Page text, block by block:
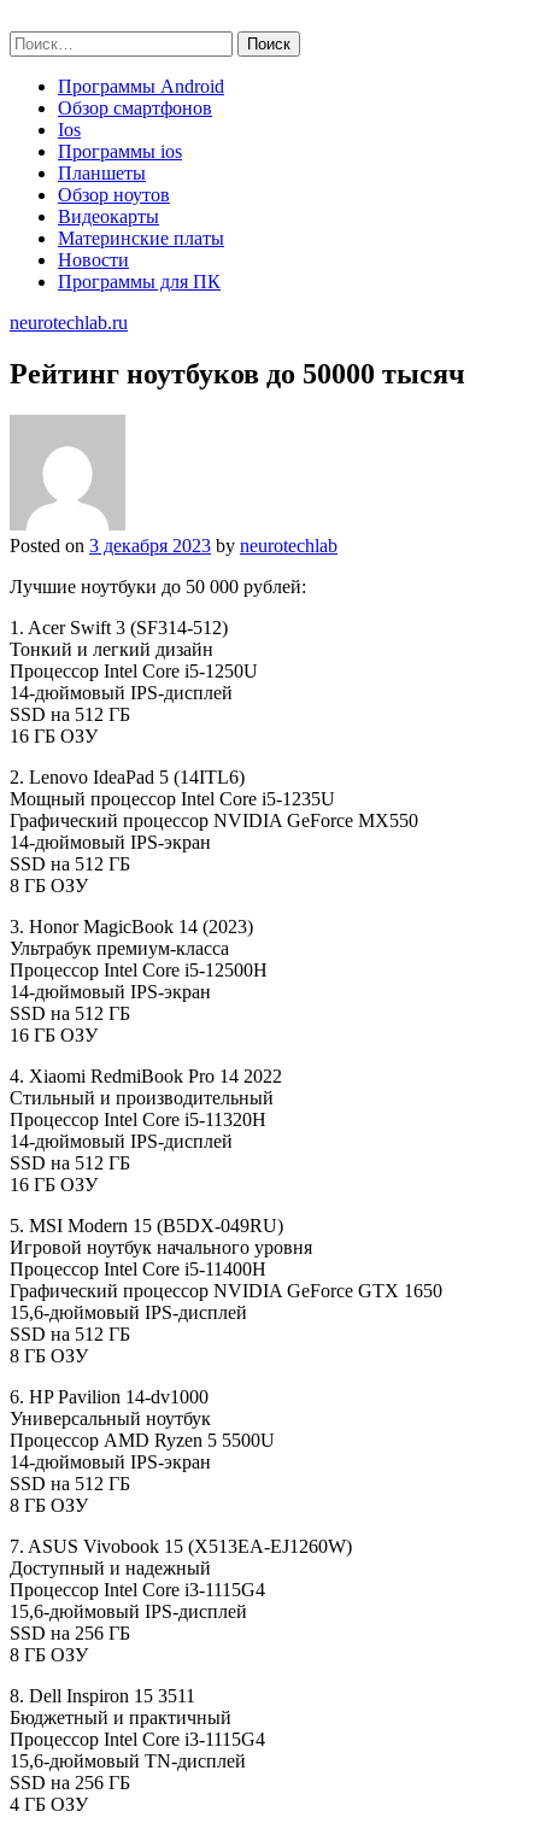
to
content
Найти:
Программы Android
Обзор смартфонов
Ios
Программы ios
Планшеты
Обзор ноутов
Видеокарты
Материнские платы
Новости
Программы для ПК
neurotechlab.ru
Рейтинг ноутбуков до 50000 тысяч
Posted on 3 декабря 2023 by neurotechlab
Лучшие ноутбуки до 50 000 рублей:
1. Acer Swift 3 (SF314-512)
Тонкий и легкий дизайн
Процессор Intel Core i5-1250U
14-дюймовый IPS-дисплей
SSD на 512 ГБ
16 ГБ ОЗУ
2. Lenovo IdeaPad 5 (14ITL6)
Мощный процессор Intel Core i5-1235U
Графический процессор NVIDIA GeForce MX550
14-дюймовый IPS-экран
SSD на 512 ГБ
8 ГБ ОЗУ
3. Honor MagicBook 14 (2023)
Ультрабук премиум-класса
Процессор Intel Core i5-12500H
14-дюймовый IPS-экран
SSD на 512 ГБ
16 ГБ ОЗУ
4. Xiaomi RedmiBook Pro 14 2022
Стильный и производительный
Процессор Intel Core i5-11320H
14-дюймовый IPS-дисплей
SSD на 512 ГБ
16 ГБ ОЗУ
5. MSI Modern 15 (B5DX-049RU)
Игровой ноутбук начального уровня
Процессор Intel Core i5-11400H
Графический процессор NVIDIA GeForce GTX 1650
15,6-дюймовый IPS-дисплей
SSD на 512 ГБ
8 ГБ ОЗУ
6. HP Pavilion 14-dv1000
Универсальный ноутбук
Процессор AMD Ryzen 5 5500U
14-дюймовый IPS-экран
SSD на 512 ГБ
8 ГБ ОЗУ
7. ASUS Vivobook 15 (X513EA-EJ1260W)
Доступный и надежный
Процессор Intel Core i3-1115G4
15,6-дюймовый IPS-дисплей
SSD на 256 ГБ
8 ГБ ОЗУ
8. Dell Inspiron 15 3511
Бюджетный и практичный
Процессор Intel Core i3-1115G4
15,6-дюймовый TN-дисплей
SSD на 256 ГБ
4 ГБ ОЗУ